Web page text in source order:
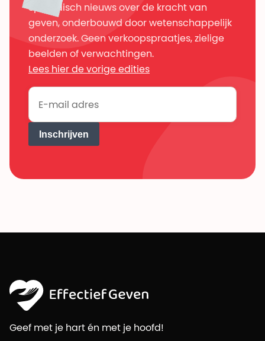
Sporadisch nieuws over de kracht van
geven, onderbouwd door wetenschappelijk
onderzoek. Geen verkoopspraatjes, zielige
beelden of verwachtingen.
Lees hier de vorige edities
Inschrijven
Geef met je hart én met je hoofd!